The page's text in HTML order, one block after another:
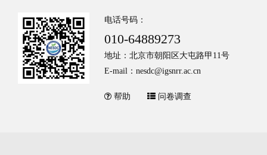
电话号码：
010-64889273
地址：北京市朝阳区大屯路甲11号
E-mail：nesdc@igsnrr.ac.cn
帮助 问卷调查